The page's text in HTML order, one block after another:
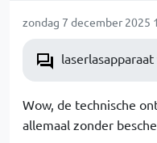
zondag 7 december 2025
Wow, de technische
allemaal zonder